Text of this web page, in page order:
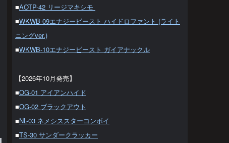
■AOTP-42 リージマキシモ
■WKWB-09エナジービースト ハイドロファント (ライト
ニングver.)
■WKWB-10エナジービースト ガイアナックル
【2026年10月発売】
■OG-01 アイアンハイド
■OG-02 ブラックアウト
■NL-03 ネメシススターコンボイ
■TS-30 サンダークラッカー